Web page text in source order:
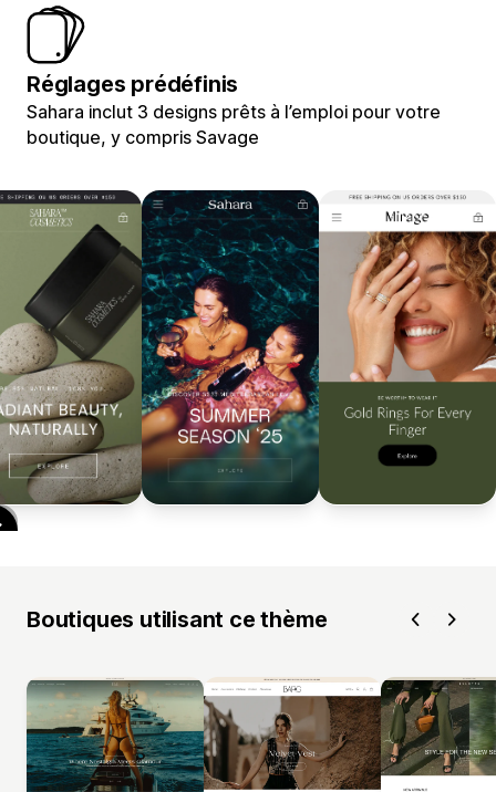
Réglages prédéfinis
Sahara inclut 3 designs prêts à l’emploi pour votre
boutique, y compris Savage
Boutiques utilisant ce thème